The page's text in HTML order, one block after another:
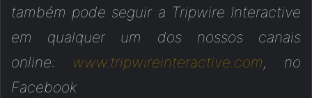
também pode seguir a Tripwire Interactive
em qualquer um dos nossos canais
online: www.tripwireinteractive.com, no
Facebook